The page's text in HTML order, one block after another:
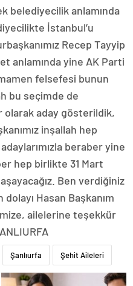
belediyecilik anlamında
İstanbul’u
Recep Tayyip
anlamında yine AK Parti
felsefesi bunun
bu seçimde de
olarak aday gösterildik,
inşallah hep
beraber yine
hep birlikte 31 Mart
Ben verdiğiniz
Hasan Başkanım
ailelerine teşekkür
Şanlıurfa Şehit Aileleri